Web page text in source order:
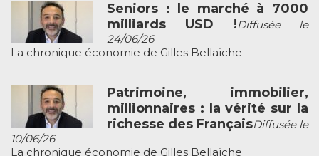
Seniors : le marché à 7000
milliards USD !Diffusée le
24/06/26
La chronique économie de Gilles Bellaïche
Patrimoine, immobilier,
millionnaires : la vérité sur la
richesse des FrançaisDiffusée le
10/06/26
La chronique économie de Gilles Bellaïche